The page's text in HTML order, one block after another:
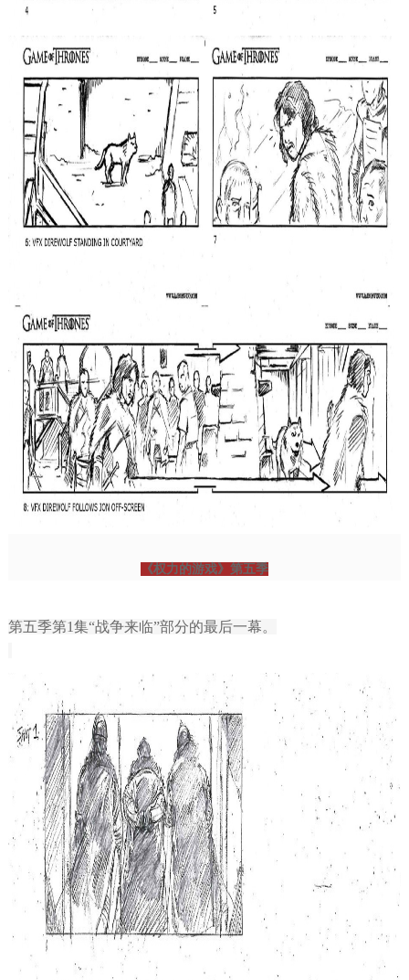
《权力的游戏》第五季
第五季第1集“战争来临”部分的最后一幕。